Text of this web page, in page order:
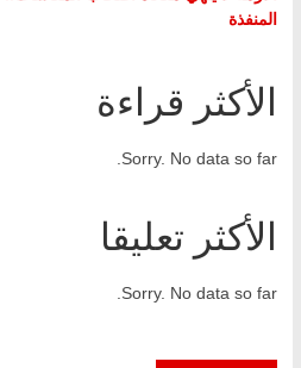
المنفذة
الأكثر قراءة
Sorry. No data so far.
الأكثر تعليقا
Sorry. No data so far.